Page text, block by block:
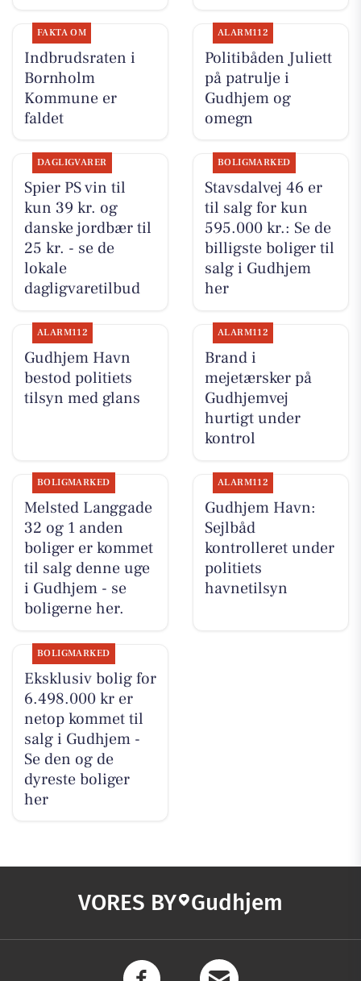
FAKTA OM
Indbrudsraten i
Bornholm
Kommune er
faldet
ALARM112
Politibåden Juliett
på patrulje i
Gudhjem og
omegn
DAGLIGVARER
Spier PS vin til
kun 39 kr. og
danske jordbær til
25 kr. - se de
lokale
dagligvaretilbud
BOLIGMARKED
Stavsdalvej 46 er
til salg for kun
595.000 kr.: Se de
billigste boliger til
salg i Gudhjem
her
ALARM112
Gudhjem Havn
bestod politiets
tilsyn med glans
ALARM112
Brand i
mejetærsker på
Gudhjemvej
hurtigt under
kontrol
BOLIGMARKED
Melsted Langgade
32 og 1 anden
boliger er kommet
til salg denne uge
i Gudhjem - se
boligerne her.
ALARM112
Gudhjem Havn:
Sejlbåd
kontrolleret under
politiets
havnetilsyn
BOLIGMARKED
Eksklusiv bolig for
6.498.000 kr er
netop kommet til
salg i Gudhjem -
Se den og de
dyreste boliger
her
VORES BY Gudhjem